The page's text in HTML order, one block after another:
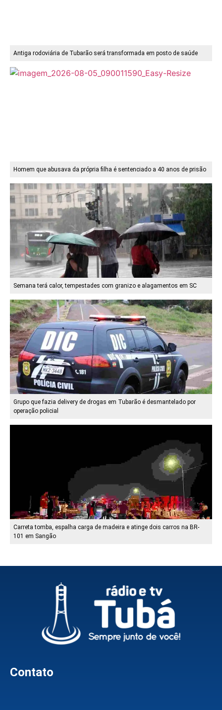
Antiga rodoviária de Tubarão será transformada em posto de saúde
Homem que abusava da própria filha é sentenciado a 40 anos de prisão
Semana terá calor, tempestades com granizo e alagamentos em SC
Grupo que fazia delivery de drogas em Tubarão é desmantelado por
operação policial
Carreta tomba, espalha carga de madeira e atinge dois carros na BR-
101 em Sangão
Contato